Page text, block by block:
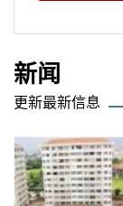
新闻
更新最新信息